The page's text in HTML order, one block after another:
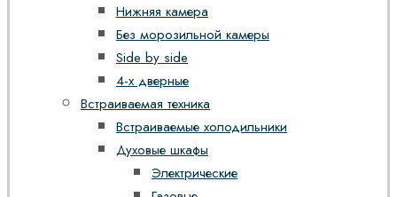
Нижняя камера
Без морозильной камеры
Side by side
4-х дверные
Встраиваемая техника
Встраиваемые холодильники
Духовые шкафы
Электрические